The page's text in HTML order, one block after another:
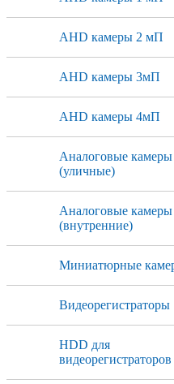
AHD камеры 2 мП
AHD камеры 3мП
AHD камеры 4мП
Аналоговые камеры
(уличные)
Аналоговые камеры
(внутренние)
Миниатюрные
Видеорегистраторы
HDD для
видеорегистраторов